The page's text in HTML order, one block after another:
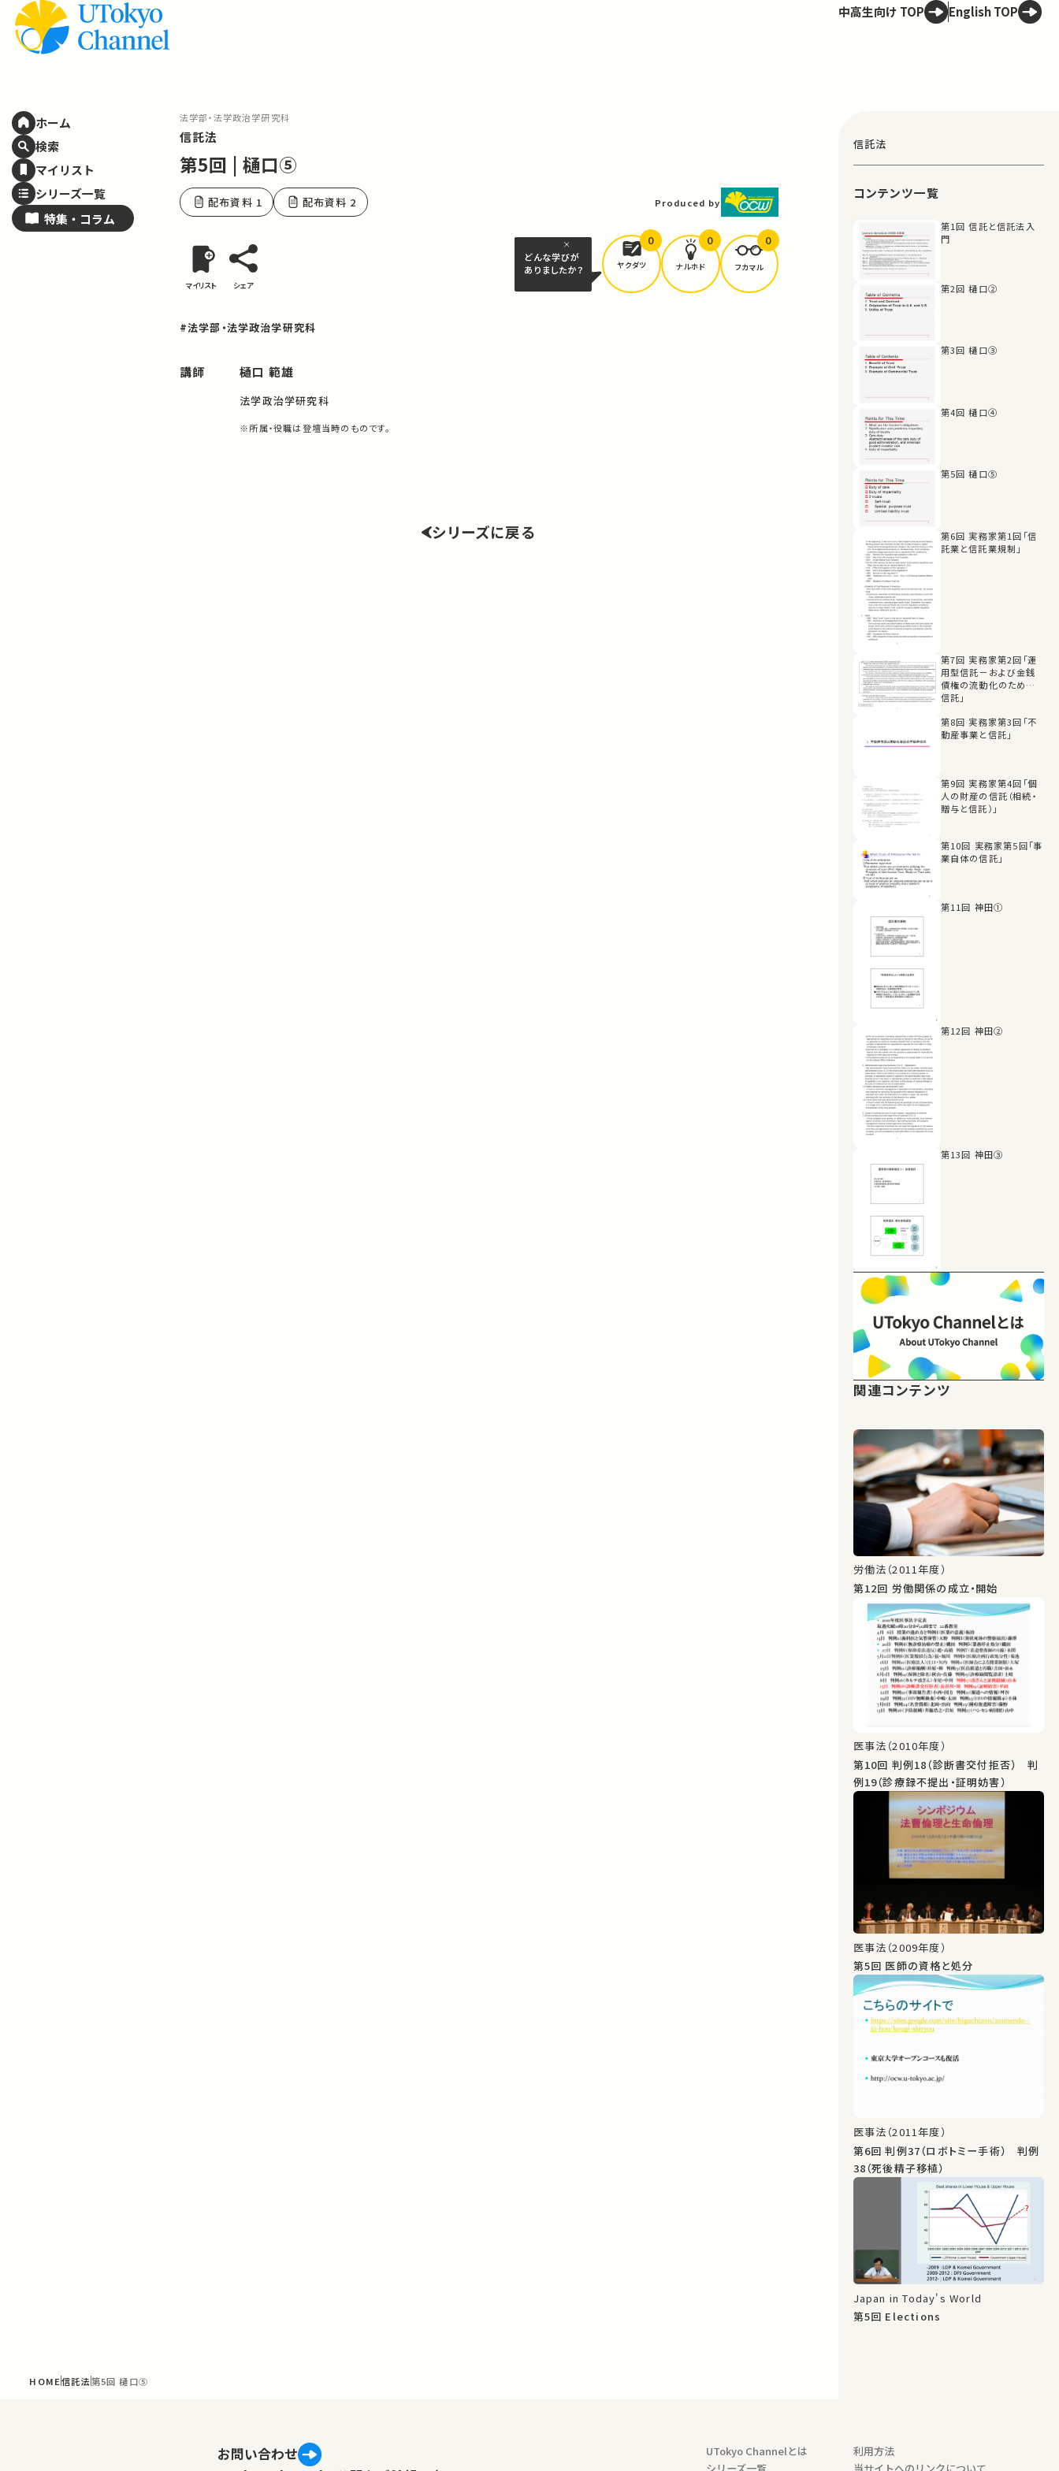
ホーム
検索
マイリスト
シリーズ一覧
特集・ コラム
中高生向け TOP English TOP
法学部・法学政治学研究科
信託法
第5回 | 樋口⑤
配布資料 1 配布資料 2 Produced by
マイリスト シェア
どんな学びが
ありましたか？
ヤクダツ
0
ナルホド
0
フカマル
0
#法学部・法学政治学研究科
講師 樋口 範雄
法学政治学研究科
※所属・役職は登壇当時のものです。
シリーズに戻る
HOME信託法第5回 樋口⑤
信託法
コンテンツ一覧
第1回 信託と信託法入
門
第2回 樋口②
第3回 樋口③
第4回 樋口④
第5回 樋口⑤
第6回 実務家第1回「信
託業と信託業規制」
第7回 実務家第2回「運
用型信託－および金銭
債権の流動化のための
信託」
第8回 実務家第3回「不
動産事業と信託」
第9回 実務家第4回「個
人の財産の信託（相続・
贈与と信託）」
第10回 実務家第5回「事
業自体の信託」
第11回 神田①
第12回 神田②
第13回 神田③
関連コンテンツ
労働法（2011年度）
第12回 労働関係の成立・開始
医事法（2010年度）
第10回 判例18（診断書交付拒否） 判
例19（診療録不提出・証明妨害）
医事法（2009年度）
第5回 医師の資格と処分
医事法（2011年度）
第6回 判例37（ロボトミー手術） 判例
38（死後精子移植）
Japan in Today's World
第5回 Elections
お問い合わせ
UTokyo Channelとは
シリーズ一覧
利用方法
当サイトへのリンクについて